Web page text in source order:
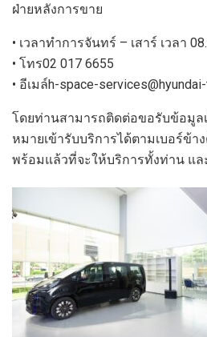
ฝ่ายหลังการขาย
• เวลาทำการจันทร์ – เสาร์ เวลา
• โทร02 017 6655
• อีเมล์h-space-
โดยท่านสามารถติดต่อขอรับข้อมูล
หมายเข้ารับบริการได้ตามเบอร์ข้า
พร้อมแล้วที่จะให้บริการทั้งท่าน แ